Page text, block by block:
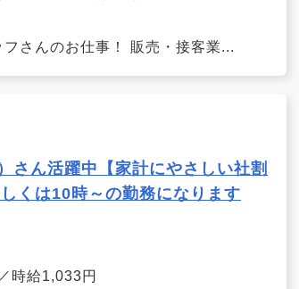
さんのお仕事！ 販売・接客業...
ん活躍中【家計にやさしい社割
くは10時～の勤務になります
時給1,033円